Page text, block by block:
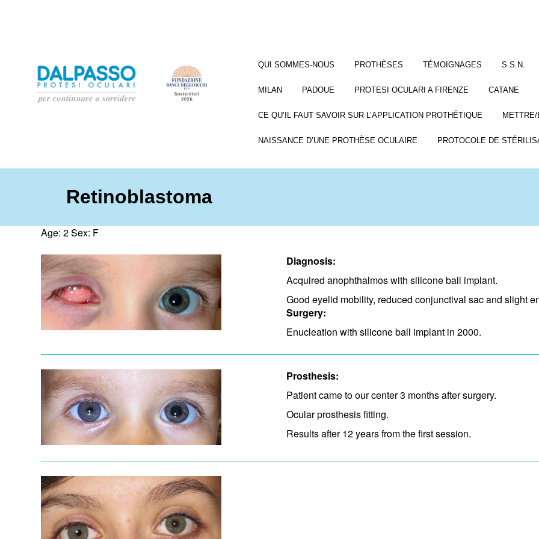
QUI SOMMES-NOUS PROTHÈSES TÉMOIGNAGES S.S.N.
MILAN PADOUE PROTESI OCULARI A FIRENZE CATANE
CE QU’IL FAUT SAVOIR SUR L’APPLICATION PROTHÉTIQUE
NAISSANCE D’UNE PROTHÈSE OCULAIRE PROTOCOLE DE
Retinoblastoma
Age: 2 Sex: F
Diagnosis:
Acquired anophthalmos with silicone ball implant.
Good eyelid mobility, reduced conjunctival sac and slight
Surgery:
Enucleation with silicone ball implant in 2000.
Prosthesis:
Patient came to our center 3 months after surgery.
Ocular prosthesis fitting.
Results after 12 years from the first session.